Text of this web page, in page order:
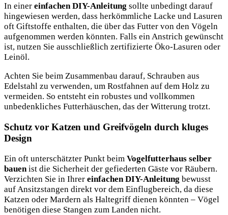
In einer einfachen DIY-Anleitung sollte unbedingt darauf
hingewiesen werden, dass herkömmliche Lacke und Lasuren
oft Giftstoffe enthalten, die über das Futter von den Vögeln
aufgenommen werden könnten. Falls ein Anstrich gewünscht
ist, nutzen Sie ausschließlich zertifizierte Öko-Lasuren oder
Leinöl.
Achten Sie beim Zusammenbau darauf, Schrauben aus
Edelstahl zu verwenden, um Rostfahnen auf dem Holz zu
vermeiden. So entsteht ein robustes und vollkommen
unbedenkliches Futterhäuschen, das der Witterung trotzt.
Schutz vor Katzen und Greifvögeln durch kluges
Design
Ein oft unterschätzter Punkt beim Vogelfutterhaus selber
bauenist die Sicherheit der gefiederten Gäste vor Räubern.
Verzichten Sie in Ihrer einfachen DIY-Anleitung bewusst
auf Ansitzstangen direkt vor dem Einflugbereich, da diese
Katzen oder Mardern als Haltegriff dienen könnten – Vögel
benötigen diese Stangen zum Landen nicht.